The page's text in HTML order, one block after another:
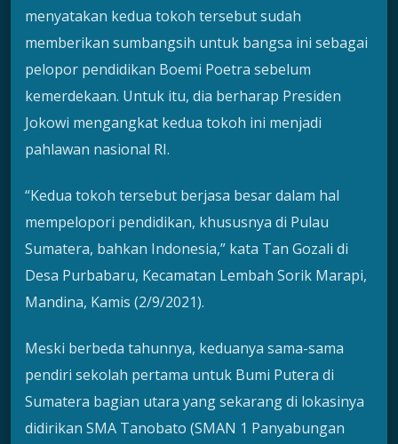
menyatakan kedua tokoh tersebut sudah
memberikan sumbangsih untuk bangsa ini sebagai
pelopor pendidikan Boemi Poetra sebelum
kemerdekaan. Untuk itu, dia berharap Presiden
Jokowi mengangkat kedua tokoh ini menjadi
pahlawan nasional RI.
“Kedua tokoh tersebut berjasa besar dalam hal
mempelopori pendidikan, khususnya di Pulau
Sumatera, bahkan Indonesia,” kata Tan Gozali di
Desa Purbabaru, Kecamatan Lembah Sorik Marapi,
Mandina, Kamis (2/9/2021).
Meski berbeda tahunnya, keduanya sama-sama
pendiri sekolah pertama untuk Bumi Putera di
Sumatera bagian utara yang sekarang di lokasinya
didirikan SMA Tanobato (SMAN 1 Panyabungan